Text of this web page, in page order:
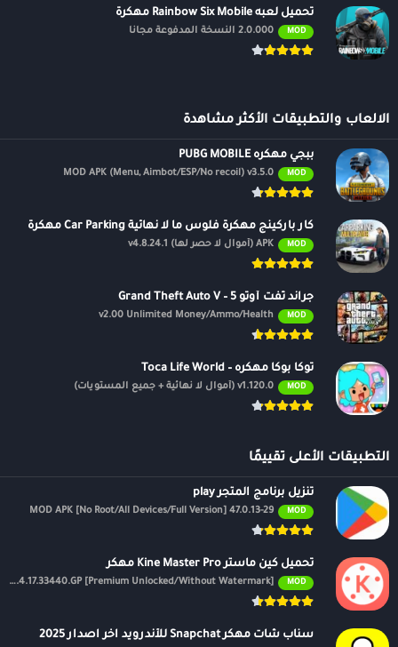
تحميل لعبه Rainbow Six Mobile مهكرة
MOD 2.0.000 النسخة المدفوعة مجانًا
الالعاب والتطبيقات الأكثر مشاهدة
ببجي مهكره PUBG MOBILE
MOD
MOD APK (Menu, Aimbot/ESP/No recoil) v3.5.0
كار باركينج مهكرة فلوس ما لا نهائية Car Parking مهكرة
MOD APK (أموال لا حصر لها) v4.8.24.1
جراند ثفت أوتو 5 – Grand Theft Auto V
MOD
v2.00 Unlimited Money/Ammo/Health
توكا بوكا مهكره – Toca Life World
MOD v1.120.0 (أموال لا نهائية + جميع المستويات)
التطبيقات الأعلى تقييمًا
تنزيل برنامج المتجر play
MOD
47.0.13-29 MOD APK [No Root/All Devices/Full Version]
تحميل كين ماستر Kine Master Pro مهكر
MOD
APK v7.4.17.33440.GP [Premium Unlocked/Without Watermark]
سناب شات مهكر Snapchat للأندرويد اخر اصدار 2025